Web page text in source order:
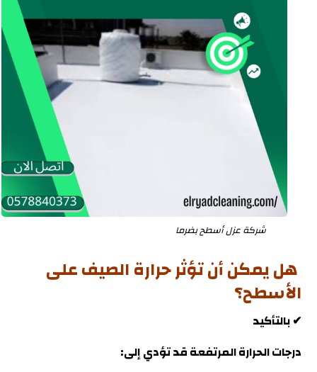
شركة عزل أسطح بضرما
هل يمكن أن تؤثر حرارة الصيف على
الأسطح؟
✔ بالتأكيد
درجات الحرارة المرتفعة قد تؤدي إلى: